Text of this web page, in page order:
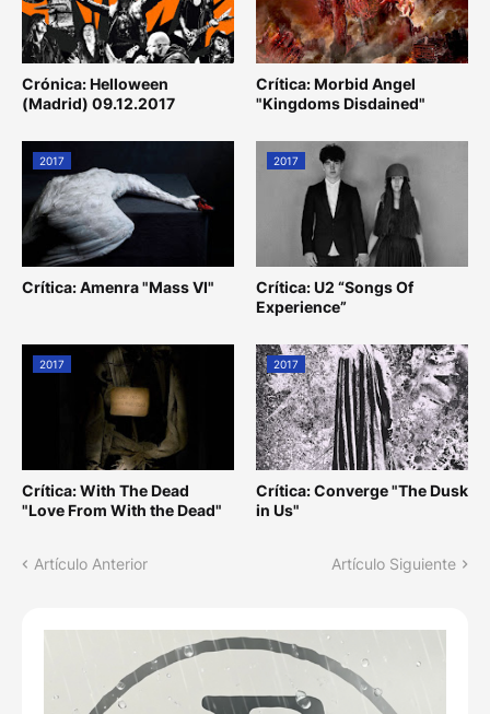
Crónica: Helloween
(Madrid) 09.12.2017
Crítica: Morbid Angel
"Kingdoms Disdained"
2017
Crítica: Amenra "Mass VI"
2017
Crítica: U2 “Songs Of
Experience”
2017
Crítica: With The Dead
"Love From With the Dead"
2017
Crítica: Converge "The Dusk
in Us"
Artículo Anterior Artículo Siguiente